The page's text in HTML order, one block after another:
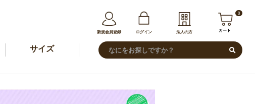
新規会員登録 ログイン 法人の方
0
カート
サイズ